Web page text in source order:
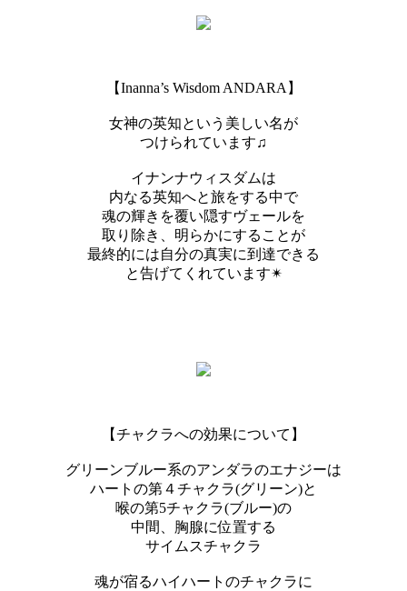
【Inanna’s Wisdom ANDARA】
女神の英知という美しい名が
つけられています♫
イナンナウィスダムは
内なる英知へと旅をする中で
魂の輝きを覆い隠すヴェールを
取り除き、明らかにすることが
最終的には自分の真実に到達できる
と告げてくれています✴︎
【チャクラへの効果について】
グリーンブルー系のアンダラのエナジーは
ハートの第４チャクラ(グリーン)と
喉の第5チャクラ(ブルー)の
中間、胸腺に位置する
サイムスチャクラ
魂が宿るハイハートのチャクラに